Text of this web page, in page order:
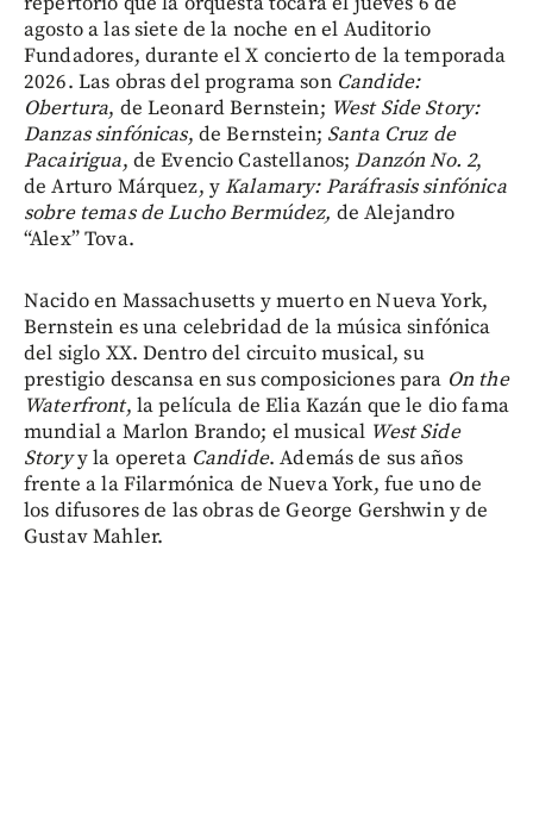
agosto a las siete de la noche en el Auditorio
Fundadores, durante el X concierto de la temporada
2026. Las obras del programa son Candide:
Obertura, de Leonard Bernstein; West Side Story:
Danzas sinfónicas, de Bernstein; Santa Cruz de
Pacairigua, de Evencio Castellanos;Danzón No. 2,
de Arturo Márquez, yKalamary: Paráfrasis sinfónica
sobre temas de Lucho Bermúdez, de Alejandro
“Alex” Tova.
Nacido en Massachusetts y muerto en Nueva York,
Bernstein es una celebridad de la música sinfónica
del siglo XX. Dentro del circuito musical, su
prestigio descansa en sus composiciones para On the
Waterfront, la película de Elia Kazán que le dio fama
mundial a Marlon Brando; el musical West Side
Storyy la opereta Candide. Además de sus años
frente a la Filarmónica de Nueva York, fue uno de
los difusores de las obras de George Gershwin y de
Gustav Mahler.